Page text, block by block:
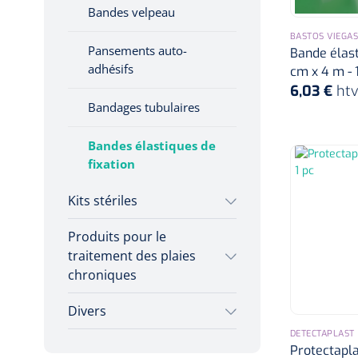
prédécoupées
Bandes velpeau
Pansements auto-
adhésifs
Bandages tubulaires
Bandes élastiques de
fixation
Kits stériles
Sets de bandage
Champs opératoires
Jeu de sondes
Produits pour le
traitement des plaies
chroniques
Hydrocolloïdes
Divers
BASTOS VIEGAS
Bande
cm x 4 m -
6,03 €
DETECTAPLAST